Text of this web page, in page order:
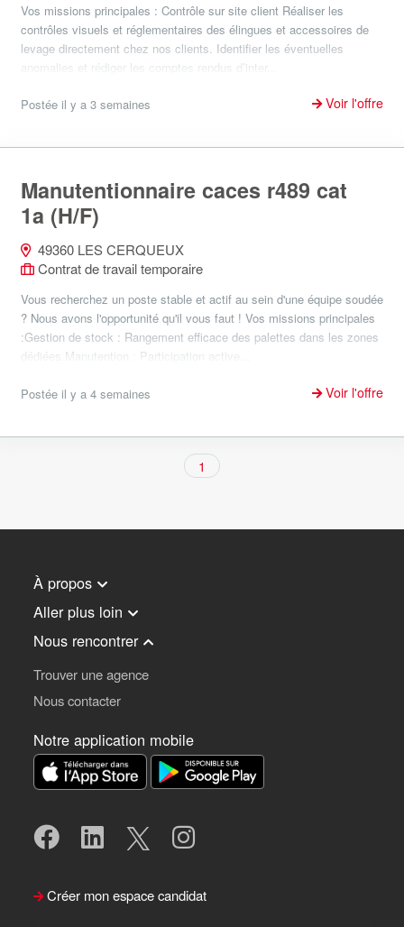
Vos missions principales : Contrôle sur site client Réaliser les
contrôles visuels et réglementaires des élingues et accessoires de
levage directement chez nos clients. Identifier les éventuelles
anomalies et rédiger les comptes rendus d’inter...
Postée il y a 3 semaines Voir l'offre
Manutentionnaire caces r489 cat
1a (H/F)
49360 LES CERQUEUX
Contrat de travail temporaire
Vous recherchez un poste stable et actif au sein d'une équipe soudée
? Nous avons l'opportunité qu'il vous faut ! Vos missions principales
:Gestion de stock : Rangement efficace des palettes dans les zones
dédiées.Manutention : Participation active...
Postée il y a 4 semaines Voir l'offre
1
À propos
Aller plus loin
Nous rencontrer
Trouver une agence
Nous contacter
Notre application mobile
Créer mon espace candidat